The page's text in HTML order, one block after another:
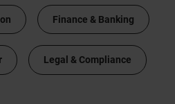
Finance & Banking
Legal & Compliance